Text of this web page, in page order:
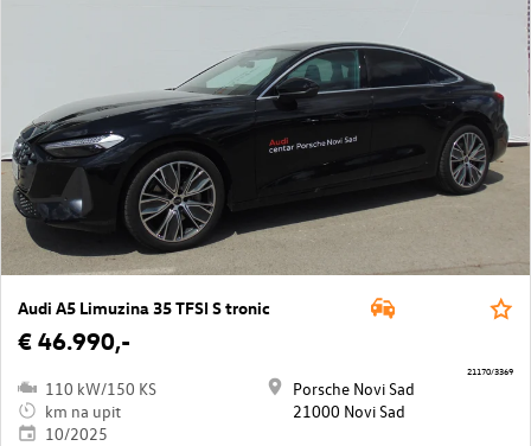
Audi A5 Limuzina 35 TFSI S tronic
€ 46.990,-
110 kW/150 KS
km na upit
10/2025
Porsche Novi Sad
21000 Novi Sad
21170/3369